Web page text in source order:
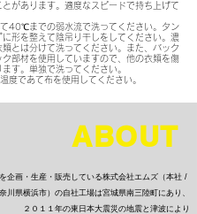
があります。適度なスピードで持ち上げて
40℃までの弱水流で洗ってください。タン
に形を整えて陰吊り干しをしてください。濃
とは分けて洗ってください。また、バック
ク部材を使用していますので、他の衣類を傷
す。単独で洗ってください。
度であて布を使用してください。
ABOUT
企画・生産・販売している株式会社エムズ（本社 /
川県横浜市）の自社工場は宮城県南三陸町にあり、
２０１１年の東日本大震災の地震と津波により